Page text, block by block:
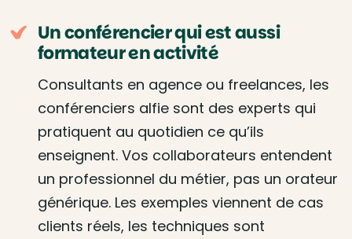
Un conférencier qui est aussi
formateur en activité
Consultants en agence ou freelances, les
conférenciers alfie sont des experts qui
pratiquent au quotidien ce qu’ils
enseignent. Vos collaborateurs entendent
un professionnel du métier, pas un orateur
générique. Les exemples viennent de cas
clients réels, les techniques sont